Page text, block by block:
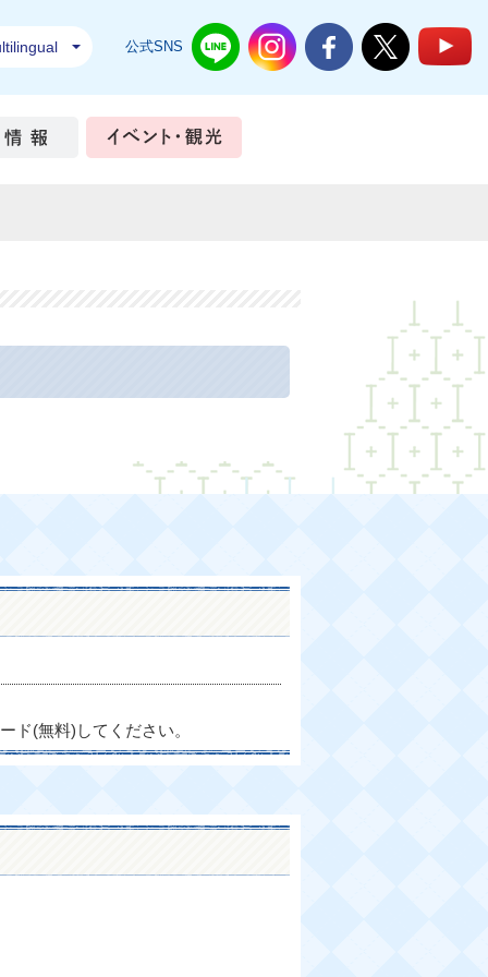
公式SNS 結城市公式LINE結城市公式Instagram
結城市公式Facebook
結城市公式
づくり 市政情報
ド(無料)してください。